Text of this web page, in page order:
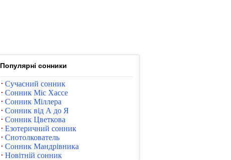
Популярні сонники
Сучасний сонник
Сонник Міс Хассе
Сонник Міллера
Сонник від А до Я
Сонник Цветкова
Езотеричний сонник
Снотолкователь
Сонник Мандрівника
Новітній сонник